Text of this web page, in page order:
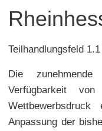
Teilhandlungsfeld
Die
Verfügbarkeit
Anpassung der